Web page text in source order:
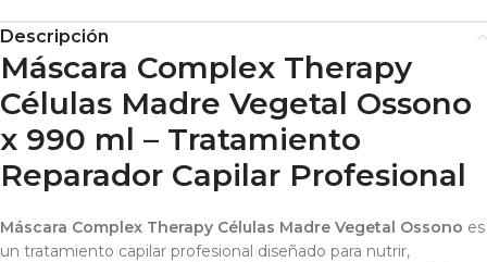
Descripción
Máscara Complex Therapy
Células Madre Vegetal Ossono
x 990 ml – Tratamiento
Reparador Capilar Profesional
Máscara Complex Therapy Células Madre Vegetal Ossono es
un tratamiento capilar profesional diseñado para nutrir,